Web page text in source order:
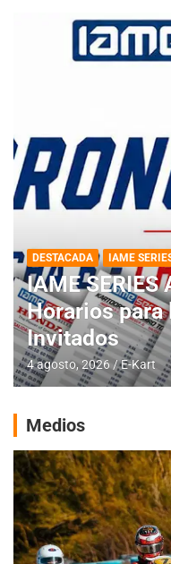
DESTACADA IAME
IAME SERIES
Horarios para
Invitados
4 agosto, 2026 E-Kart
Medios